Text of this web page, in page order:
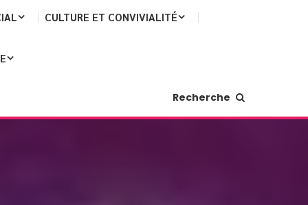
CULTURE ET CONVIVIALITÉ
Recherche